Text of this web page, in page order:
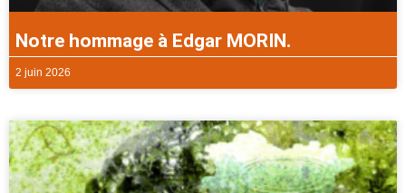
Notre hommage à Edgar MORIN.
2 juin 2026